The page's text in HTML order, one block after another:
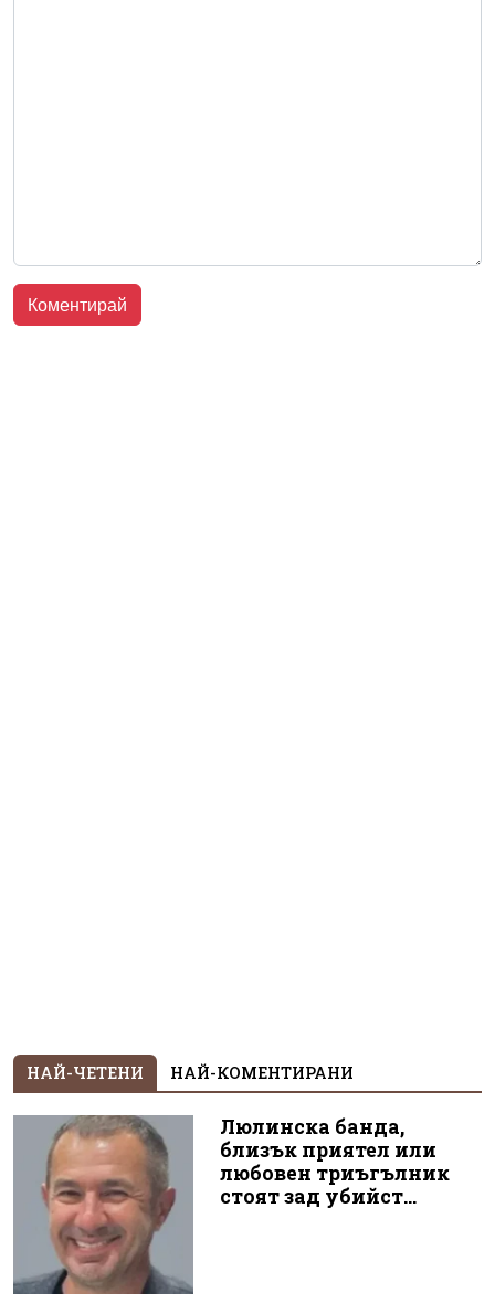
НАЙ-ЧЕТЕНИ НАЙ-КОМЕНТИРАНИ
Люлинска банда,
близък приятел или
любовен триъгълник
стоят зад убийст...